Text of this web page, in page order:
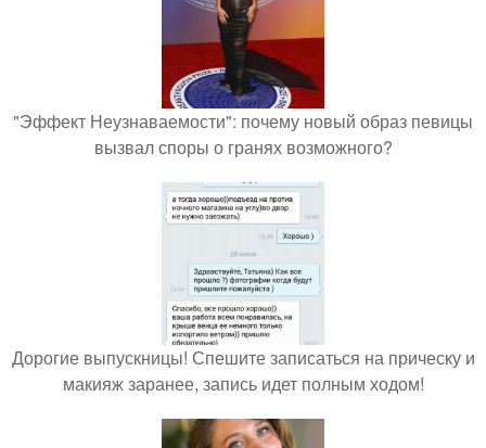
"Эффект Неузнаваемости": почему новый образ певицы
вызвал споры о гранях возможного?
Дорогие выпускницы! Спешите записаться на прическу и
макияж заранее, запись идет полным ходом!